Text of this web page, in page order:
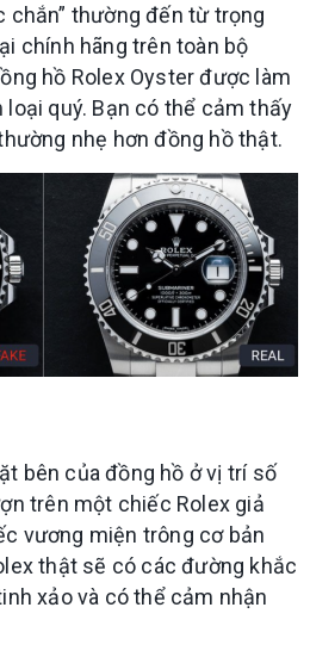
chắn” thường đến từ trọng
chính hãng trên toàn bộ
hồ Rolex Oyster được làm
quý. Bạn có thể cảm thấy
nhẹ hơn đồng hồ thật.
bên của đồng hồ ở vị trí số
trên một chiếc Rolex giả
vương miện trông cơ bản
thật sẽ có các đường khắc
xảo và có thể cảm nhận